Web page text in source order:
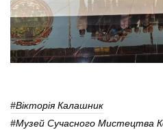
#Вікторія Калашник
#Музей Сучасного Мистецтва